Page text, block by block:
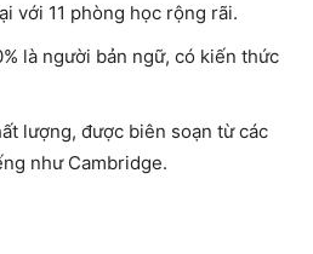
với 11 phòng học rộng rãi.
là người bản ngữ, có kiến thức
lượng, được biên soạn từ các
như Cambridge.